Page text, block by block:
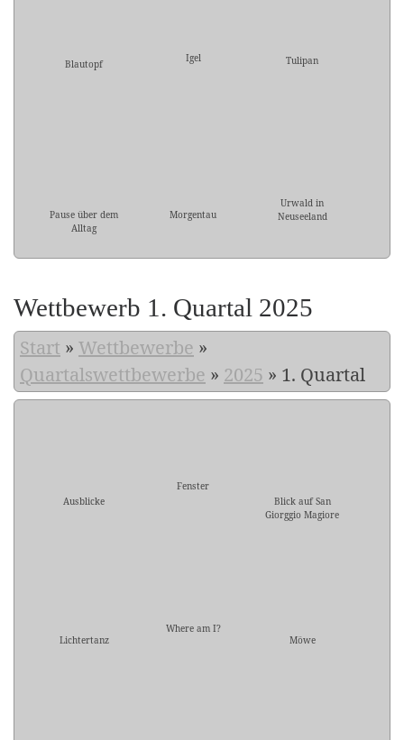
Blautopf Igel Tulipan
Pause über dem
Alltag
Morgentau
Urwald in
Neuseeland
Wettbewerb 1. Quartal 2025
Start » Wettbewerbe »
Quartalswettbewerbe » 2025 » 1. Quartal
Ausblicke
Fenster
Blick auf San
Giorggio Magiore
Lichtertanz
Where am I?
Möwe